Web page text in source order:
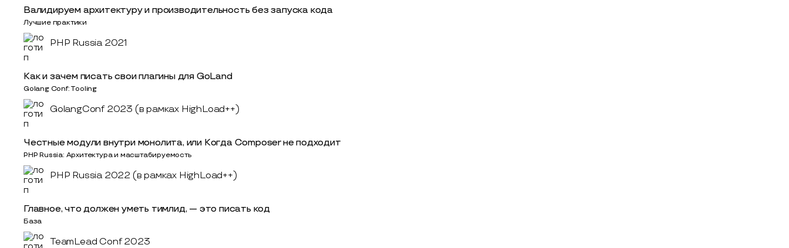
Валидируем архитектуру и производительность без запуска кода
Лучшие практики
PHP Russia 2021
Как и зачем писать свои плагины для GoLand
Golang Conf: Tooling
GolangConf 2023 (в рамках HighLoad++)
Честные модули внутри монолита, или Когда Composer не подходит
PHP Russia: Архитектура и масштабируемость
PHP Russia 2022 (в рамках HighLoad++)
Главное, что должен уметь тимлид, — это писать код
База
TeamLead Conf 2023